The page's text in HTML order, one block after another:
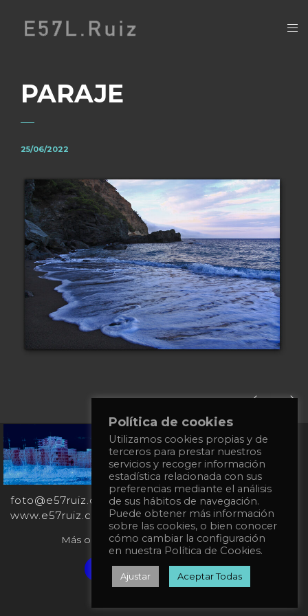
PARAJE
25/06/2022
+34
651
862
863
foto@e57ruiz.com
www.e57ruiz.com
Más obras en la galería virtual Singulart:
Verified artist on Singulart
Política de cookies
Utilizamos cookies propias y de
terceros para prestar nuestros
servicios y recoger información
estadística relacionada con sus
preferencias mediante el análisis
de sus hábitos de navegación.
Puede obtener más información
sobre las cookies, o bien conocer
cómo cambiar la configuración
en nuestra Política de Cookies.
Ajustar Aceptar Todas